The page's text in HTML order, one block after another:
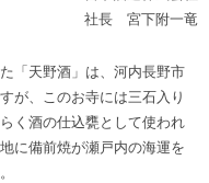
社長 宮下附一竜
「天野酒」は、河内長野市
が、このお寺には三石入り
く酒の仕込甕として使われ
に備前焼が瀬戸内の海運を